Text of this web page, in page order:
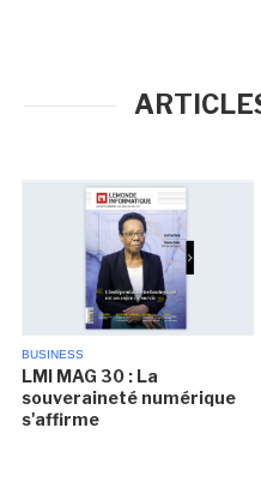
BUSINESS
LMI MAG 30 : La
souveraineté numérique
s'affirme